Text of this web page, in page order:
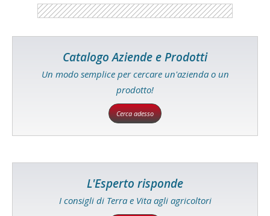
Catalogo Aziende e Prodotti
Un modo semplice per cercare un'azienda o un
prodotto!
Cerca adesso
L'Esperto risponde
I consigli di Terra e Vita agli agricoltori